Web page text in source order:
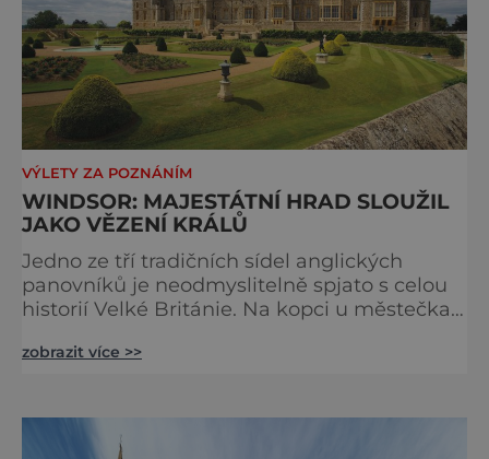
VÝLETY ZA POZNÁNÍM
WINDSOR: MAJESTÁTNÍ HRAD SLOUŽIL
JAKO VĚZENÍ KRÁLŮ
Jedno ze tří tradičních sídel anglických
panovníků je neodmyslitelně spjato s celou
historií Velké Británie. Na kopci u městečka
Londýna, se tyčí gigantická stavba,
chtěli komplex dobýt. Za bezmála 950 let
zobrazit více >>